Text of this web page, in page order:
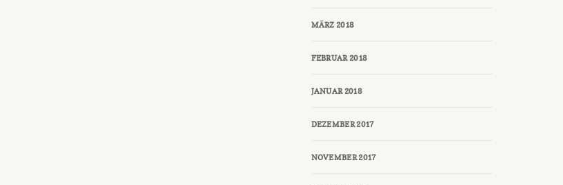
MÄRZ 2018
FEBRUAR 2018
JANUAR 2018
DEZEMBER 2017
NOVEMBER 2017